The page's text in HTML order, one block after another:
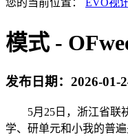
您的当前位置： EVO视
模式 -
发布日期： 2026-01-
5月25日，浙江省联袂
学、研单元和小我的普